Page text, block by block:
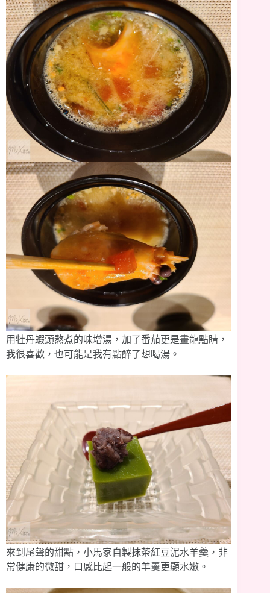
用牡丹蝦頭熬煮的味增湯，加了番茄更是畫龍點睛，
我很喜歡，也可能是我有點醉了想喝湯。
來到尾聲的甜點，小馬家自製抹茶紅豆泥水羊羹，非
常健康的微甜，口感比起一般的羊羹更顯水嫩。